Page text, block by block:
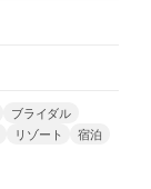
ブライダル
リゾート
宿泊